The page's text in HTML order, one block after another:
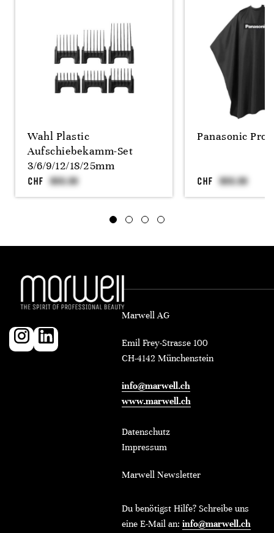
Wahl Plastic
Aufschiebekamm-Set
3/6/9/12/18/25mm
CHF
Panasonic Pro
CHF
Marwell AG
Emil Frey-Strasse 100
CH-4142 Münchenstein
info@marwell.ch
www.marwell.ch
Datenschutz
Impressum
Marwell Newsletter
Du benötigst Hilfe? Schreibe uns
eine E-Mail an: info@marwell.ch